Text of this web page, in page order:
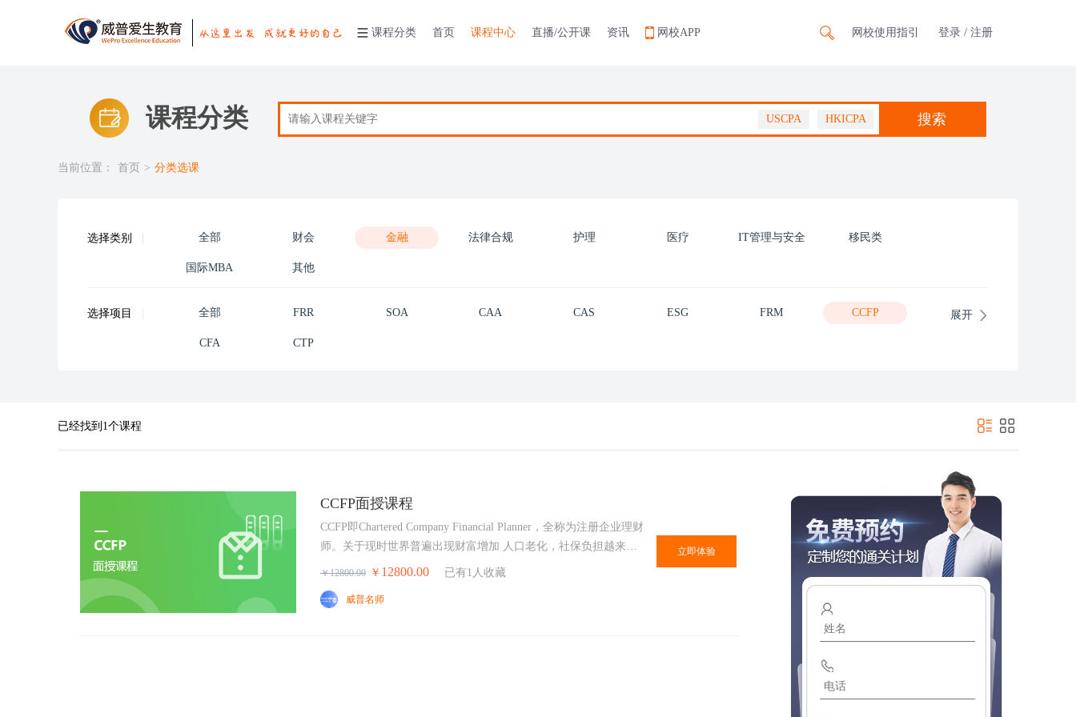
课程分类 首页 课程中心 直播/公开课 资讯 网校APP 网校使用指引 登录 / 注册
课程分类 USCPA HKICPA
当前位置： 首页 > 分类选课
选择类别 全部 财会 金融 法律合规 护理 医疗 IT管理与安全 移民类
国际MBA 其他
选择项目 全部 FRR SOA CAA CAS ESG FRM CCFP
CFA CTP
展开
已经找到1个课程
CCFP面授课程
CCFP即Chartered Company Financial Planner，全称为注册企业理财
师。关于现时世界普遍出现财富增加 人口老化，社保负担越来越
重，花在个人消费、医疗、教育、生活方面越来越大的问题。欧
理财师专 业已广被全球大中型金融机构，专业学会，社会普遍认
￥12800.00 ￥ 12800.00 已有1人收藏
威普名师
立即体验